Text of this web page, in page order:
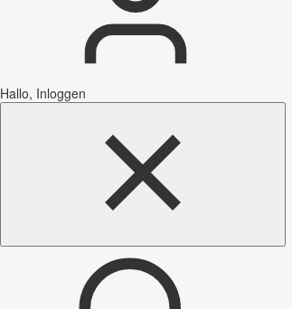
Hallo, Inloggen